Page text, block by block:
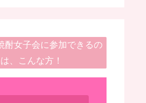
酎女子会に参加できるの
は、こんな方！